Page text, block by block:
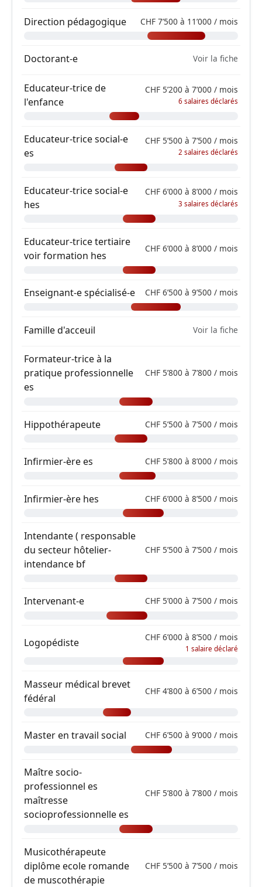
Direction pédagogique CHF 7’500 à 11’000 / mois
Doctorant-e Voir la fiche
Educateur-trice de
l'enfance
CHF 5’200 à 7’000 / mois
6 salaires déclarés
Educateur-trice social-e
es
CHF 5’500 à 7’500 / mois
2 salaires déclarés
Educateur-trice social-e
hes
CHF 6’000 à 8’000 / mois
3 salaires déclarés
Educateur-trice tertiaire
voir formation hes
CHF 6’000 à 8’000 / mois
Enseignant-e spécialisé-e CHF 6’500 à 9’500 / mois
Famille d'acceuil Voir la fiche
Formateur-trice à la
pratique professionnelle
es
CHF 5’800 à 7’800 / mois
Hippothérapeute CHF 5’500 à 7’500 / mois
Infirmier-ère es CHF 5’800 à 8’000 / mois
Infirmier-ère hes CHF 6’000 à 8’500 / mois
Intendante ( responsable
du secteur hôtelier-
intendance bf
CHF 5’500 à 7’500 / mois
Intervenant-e CHF 5’000 à 7’500 / mois
Logopédiste CHF 6’000 à 8’500 / mois
1 salaire déclaré
Masseur médical brevet
fédéral
CHF 4’800 à 6’500 / mois
Master en travail social CHF 6’500 à 9’000 / mois
Maître socio-
professionnel es
maîtresse
socioprofessionnelle es
CHF 5’800 à 7’800 / mois
Musicothérapeute
diplôme ecole romande
de muscothérapie
CHF 5’500 à 7’500 / mois